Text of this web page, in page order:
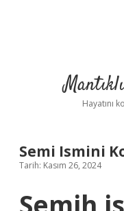
Hayatını
Semi Ismini
Tarih: Kasım 26, 2024